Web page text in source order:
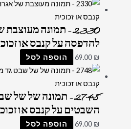
2330 – תמונה
להדפסה על קנבס או
69.00 ₪ הוספה לסל
השבטים על קנבס או
69.00 ₪ הוספה לסל